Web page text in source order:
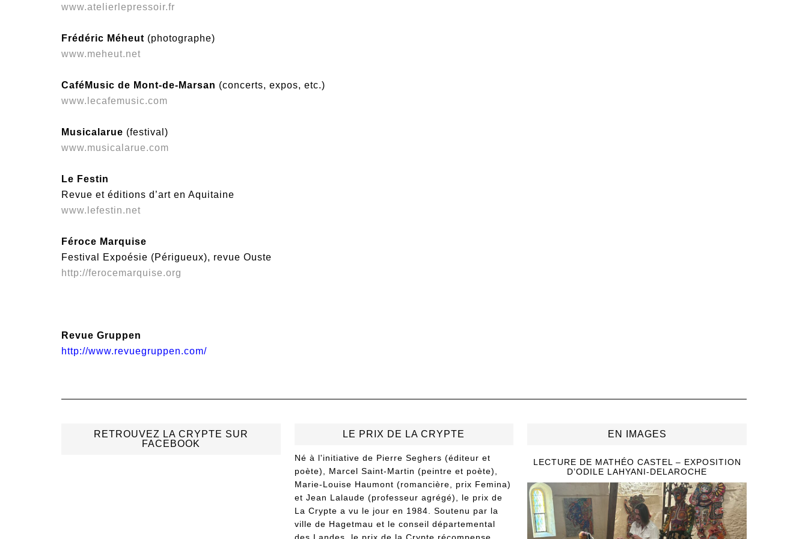
www.atelierlepressoir.fr
Frédéric Méheut (photographe)
www.meheut.net
CaféMusic de Mont-de-Marsan (concerts, expos, etc.)
www.lecafemusic.com
Musicalarue (festival)
www.musicalarue.com
Le Festin
Revue et éditions d’art en Aquitaine
www.lefestin.net
Féroce Marquise
Festival Expoésie (Périgueux), revue Ouste
http://ferocemarquise.org
Revue Gruppen
http://www.revuegruppen.com/
RETROUVEZ LA CRYPTE SUR
FACEBOOK
LE PRIX DE LA CRYPTE
Né à l'initiative de Pierre Seghers (éditeur et
poète), Marcel Saint-Martin (peintre et poète),
Marie-Louise Haumont (romancière, prix Femina)
et Jean Lalaude (professeur agrégé), le prix de
La Crypte a vu le jour en 1984. Soutenu par la
ville de Hagetmau et le conseil départemental
EN IMAGES
LECTURE DE MATHÉO CASTEL – EXPOSITION
D’ODILE LAHYANI-DELAROCHE